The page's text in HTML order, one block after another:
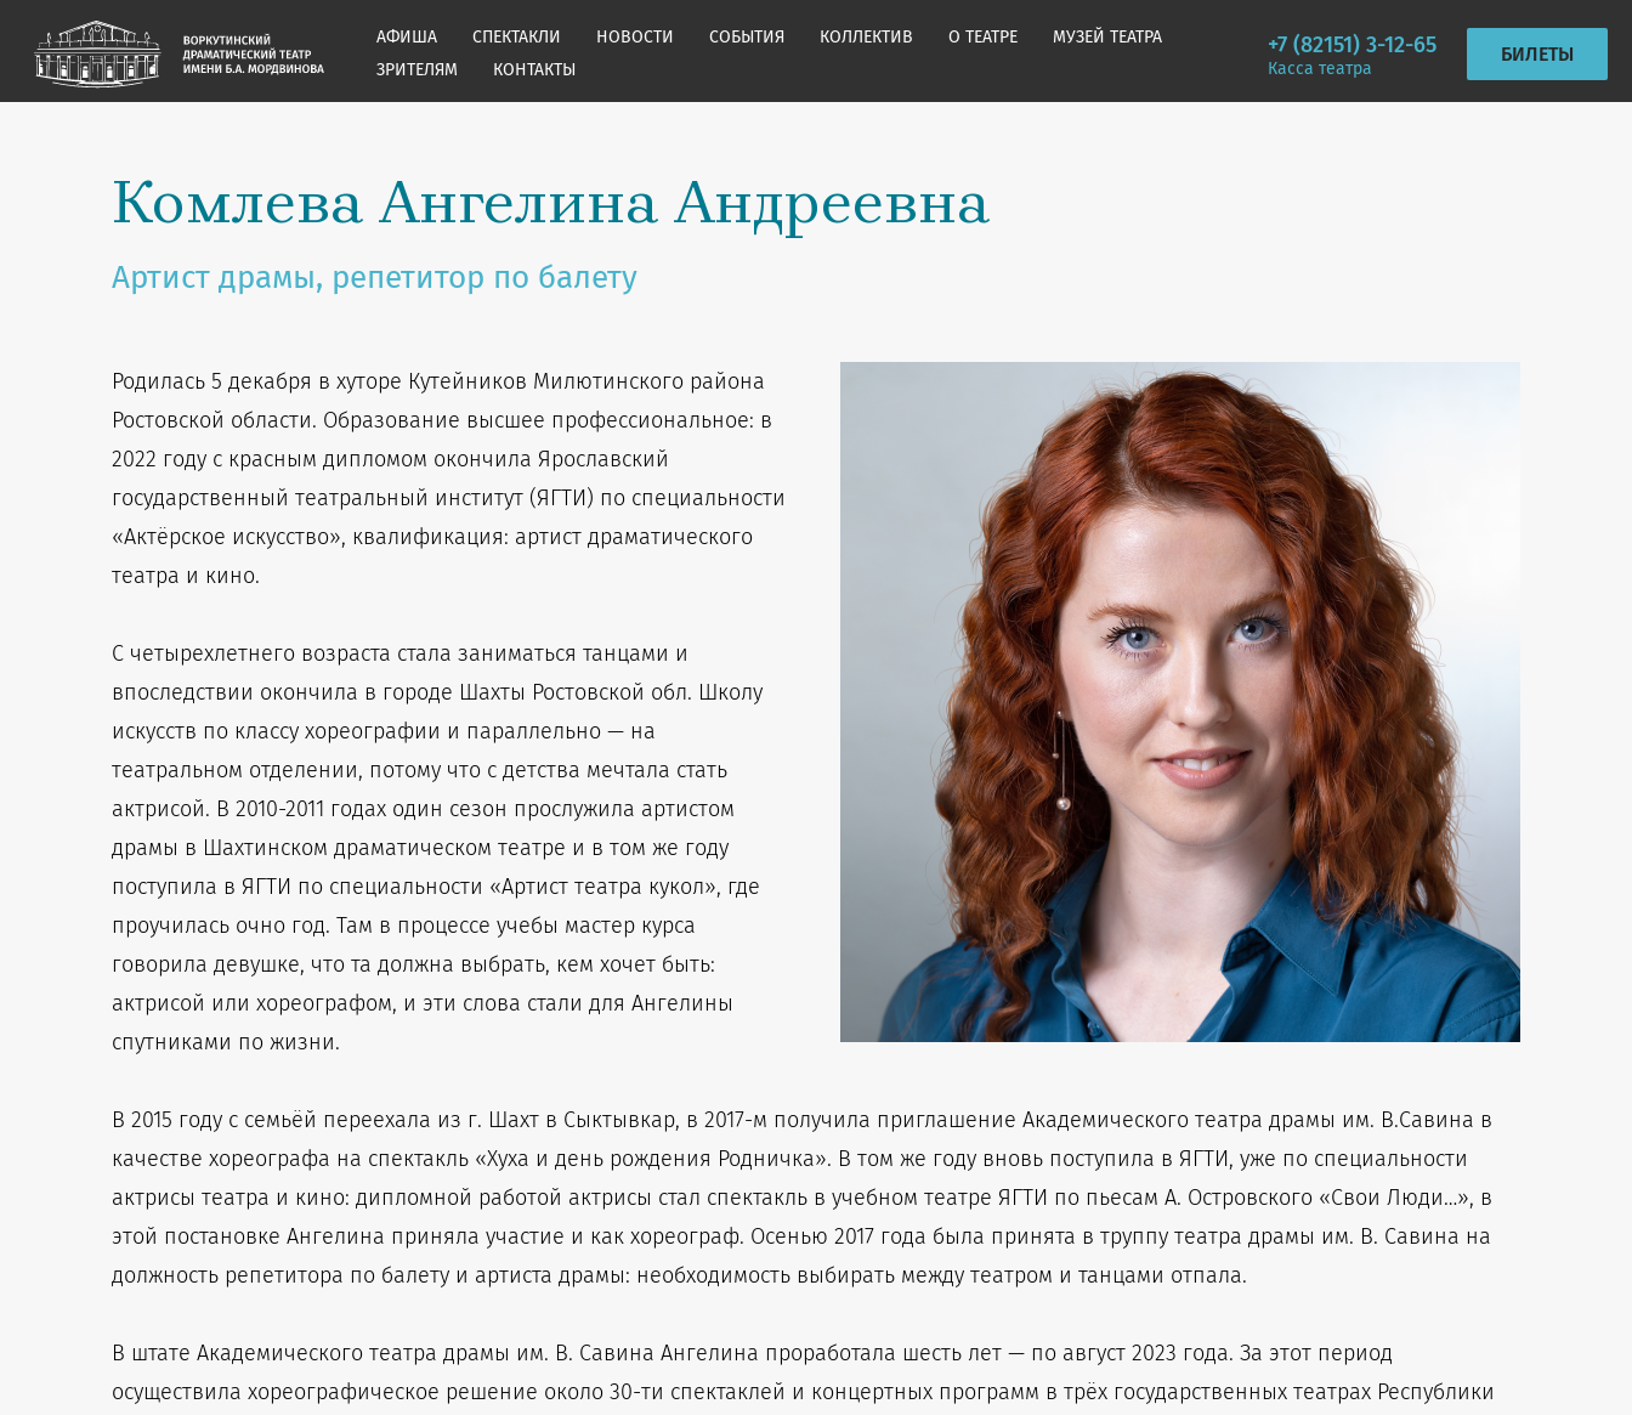
АФИША СПЕКТАКЛИ НОВОСТИ СОБЫТИЯ КОЛЛЕКТИВ О ТЕАТРЕ
МУЗЕЙ ТЕАТРА
ЗРИТЕЛЯМ
КОНТАКТЫ
+7 (82151) 3-12-65
Касса театра
БИЛЕТЫ
Комлева Ангелина Андреевна
Артист драмы, репетитор по балету
Родилась 5 декабря в хуторе Кутейников Милютинского района
Ростовской области. Образование высшее профессиональное: в
2022 году с красным дипломом окончила Ярославский
государственный театральный институт (ЯГТИ) по специальности
«Актёрское искусство», квалификация: артист драматического
театра и кино.
С четырехлетнего возраста стала заниматься танцами и
впоследствии окончила в городе Шахты Ростовской обл. Школу
искусств по классу хореографии и параллельно — на
театральном отделении, потому что с детства мечтала стать
актрисой. В 2010-2011 годах один сезон прослужила артистом
драмы в Шахтинском драматическом театре и в том же году
поступила в ЯГТИ по специальности «Артист театра кукол», где
проучилась очно год. Там в процессе учебы мастер курса
говорила девушке, что та должна выбрать, кем хочет быть:
актрисой или хореографом, и эти слова стали для Ангелины
спутниками по жизни.
В 2015 году с семьёй переехала из г. Шахт в Сыктывкар, в 2017-м получила приглашение Академического театра драмы им. В.Савина в
качестве хореографа на спектакль «Хуха и день рождения Родничка». В том же году вновь поступила в ЯГТИ, уже по специальности
актрисы театра и кино: дипломной работой актрисы стал спектакль в учебном театре ЯГТИ по пьесам А. Островского «Свои Люди…», в
этой постановке Ангелина приняла участие и как хореограф. Осенью 2017 года была принята в труппу театра драмы им. В. Савина на
должность репетитора по балету и артиста драмы: необходимость выбирать между театром и танцами отпала.
В штате Академического театра драмы им. В. Савина Ангелина проработала шесть лет — по август 2023 года. За этот период
осуществила хореографическое решение около 30-ти спектаклей и концертных программ в трёх государственных театрах Республики